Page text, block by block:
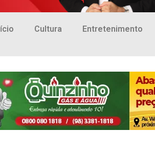
Cultura Entretenimento